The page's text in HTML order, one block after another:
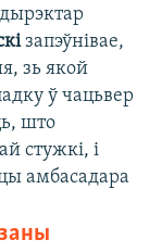
запэўнівае,
зь якой
ў чацьвер
што
стужкі, і
амбасадара